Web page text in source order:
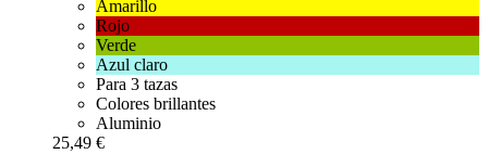
Amarillo
Rojo
Verde
Azul claro
Para 3 tazas
Colores brillantes
Aluminio
25,49 €